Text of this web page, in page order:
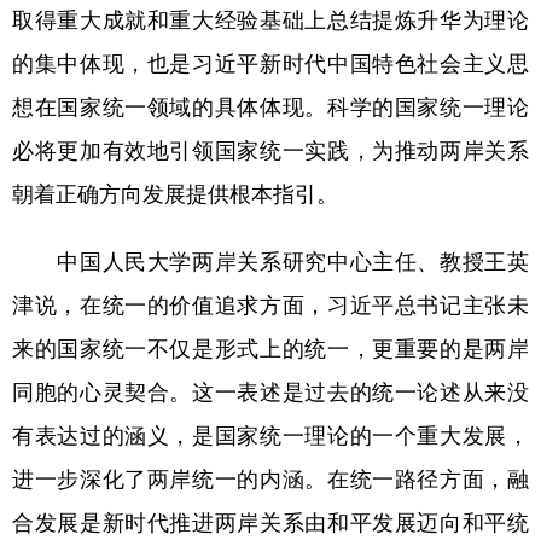
取得重大成就和重大经验基础上总结提炼升华为理论
的集中体现，也是习近平新时代中国特色社会主义思
想在国家统一领域的具体体现。科学的国家统一理论
必将更加有效地引领国家统一实践，为推动两岸关系
朝着正确方向发展提供根本指引。
中国人民大学两岸关系研究中心主任、教授王英
津说，在统一的价值追求方面，习近平总书记主张未
来的国家统一不仅是形式上的统一，更重要的是两岸
同胞的心灵契合。这一表述是过去的统一论述从来没
有表达过的涵义，是国家统一理论的一个重大发展，
进一步深化了两岸统一的内涵。在统一路径方面，融
合发展是新时代推进两岸关系由和平发展迈向和平统